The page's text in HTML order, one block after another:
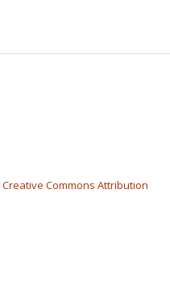
Creative Commons Attribution